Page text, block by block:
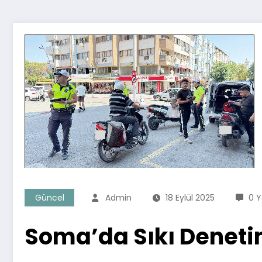
Güncel Admin 18 Eylül 2025 0
Soma’da Sıkı